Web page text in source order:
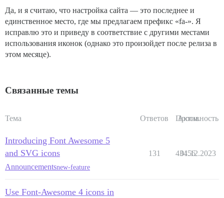
Да, и я считаю, что настройка сайта — это последнее и
единственное место, где мы предлагаем префикс «fa-». Я
исправлю это и приведу в соответствие с другими местами
использования иконок (однако это произойдет после релиза в
этом месяце).
Связанные темы
Тема Ответов Просм.
Активность
Introducing Font Awesome 5
and SVG icons
Announcementsnew-feature
131 43456
01.12.2023
Use Font-Awesome 4 icons in